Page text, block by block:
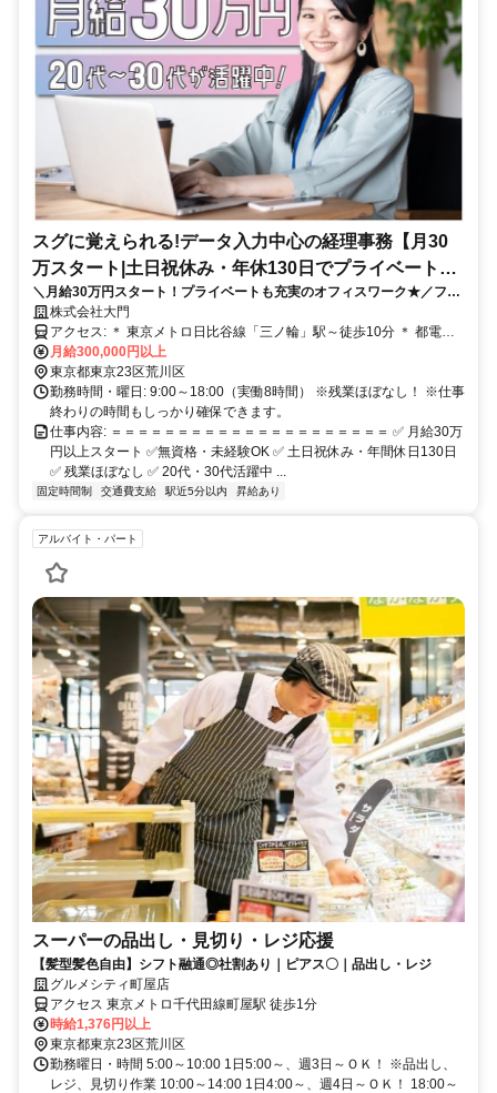
スグに覚えられる!データ入力中心の経理事務【月30
万スタート|土日祝休み・年休130日でプライベートも
】
＼月給30万円スタート！プライベートも充実のオフィスワーク★／フォ
ーマットへのデータ入力中心で未経験者も安心♪働きやすさから長期で働
く方多数◎
株式会社大門
アクセス: ＊ 東京メトロ日比谷線「三ノ輪」駅～徒歩10分 ＊ 都電荒
川線「荒川区役所前」駅～徒歩2分
月給300,000円以上
東京都東京23区荒川区
勤務時間・曜日: 9:00～18:00（実働8時間） ※残業ほぼなし！ ※仕事
終わりの時間もしっかり確保できます。
仕事内容: ＝＝＝＝＝＝＝＝＝＝＝＝＝＝＝＝＝＝＝＝＝ ✅ 月給30万
円以上スタート ✅無資格・未経験OK ✅ 土日祝休み・年間休日130日
✅ 残業ほぼなし ✅ 20代・30代活躍中 ...
固定時間制 交通費支給 駅近5分以内 昇給あり
アルバイト・パート
スーパーの品出し・見切り・レジ応援
【髪型髪色自由】シフト融通◎社割あり｜ピアス〇｜品出し・レジ
グルメシティ町屋店
アクセス 東京メトロ千代田線町屋駅 徒歩1分
時給1,376円以上
東京都東京23区荒川区
勤務曜日・時間 5:00～10:00 1日5:00～、週3日～ＯＫ！ ※品出し、
レジ、見切り作業 10:00～14:00 1日4:00～、週4日～ＯＫ！ 18:00～